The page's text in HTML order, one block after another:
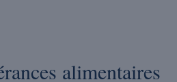
alimentaires